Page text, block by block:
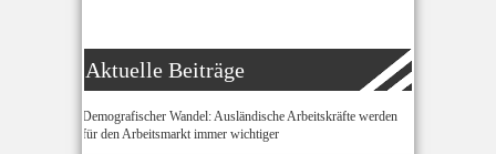
Aktuelle Beiträge
Demografischer Wandel: Ausländische Arbeitskräfte werden
für den Arbeitsmarkt immer wichtiger